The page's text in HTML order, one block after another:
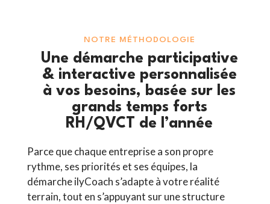
NOTRE MÉTHODOLOGIE
Une démarche participative
& interactive personnalisée
à vos besoins, basée sur les
grands temps forts
RH/QVCT de l’année
Parce que chaque entreprise a son propre
rythme, ses priorités et ses équipes, la
démarche ilyCoach s’adapte à votre réalité
terrain, tout en s’appuyant sur une structure